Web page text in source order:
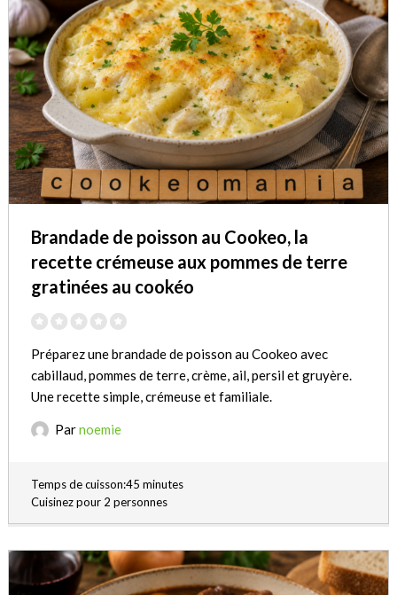
Brandade de poisson au Cookeo, la
recette crémeuse aux pommes de terre
gratinées au cookéo
Préparez une brandade de poisson au Cookeo avec
cabillaud, pommes de terre, crème, ail, persil et gruyère.
Une recette simple, crémeuse et familiale.
Parnoemie
Temps de cuisson:45 minutes
Cuisinez pour 2 personnes